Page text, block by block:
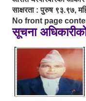
साक्षरता : पुरुष ९३.९७,
No front page
सूचना